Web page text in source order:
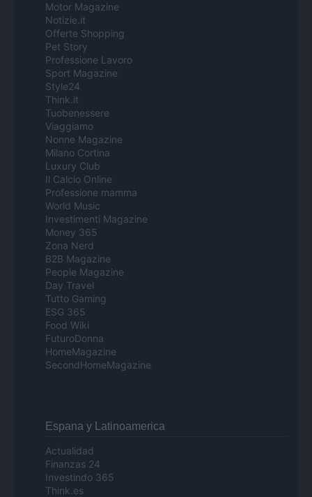
Motor Magazine
Notizie.it
Offerte Shopping
Pet Story
Professione Lavoro
Sport Magazine
Style24
Think.it
Tuobenessere
Viaggiamo
Nonne Magazine
Milano Cortina
Luxury Club
Il Calcio Online
Professione mamma
World Music
Investimenti Magazine
Money 365
Zona Nerd
B2B Magazine
People Magazine
Day Travel
Tutto Gaming
ESG 365
Food Wiki
FuturoDonna
HomeMagazine
SecondHomeMagazine
Espana y Latinoamerica
Actualidad
Finanzas 24
Investindo 365
Think.es